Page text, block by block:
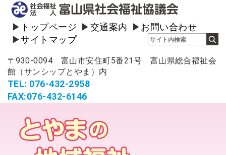
トップページ 交通案内
お問い合わせ
サイトマップ
〒930-0094 富山市安住町5番21号 富山県総合福祉会
館（サンシップとやま）内
TEL: 076-432-2958
FAX:076-432-6146